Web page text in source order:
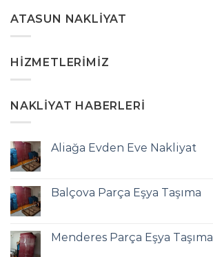
ATASUN NAKLIYAT
HIZMETLERIMIZ
NAKLIYAT HABERLERI
Aliağa Evden Eve Nakliyat
Balçova Parça Eşya Taşıma
Menderes Parça Eşya Taşıma